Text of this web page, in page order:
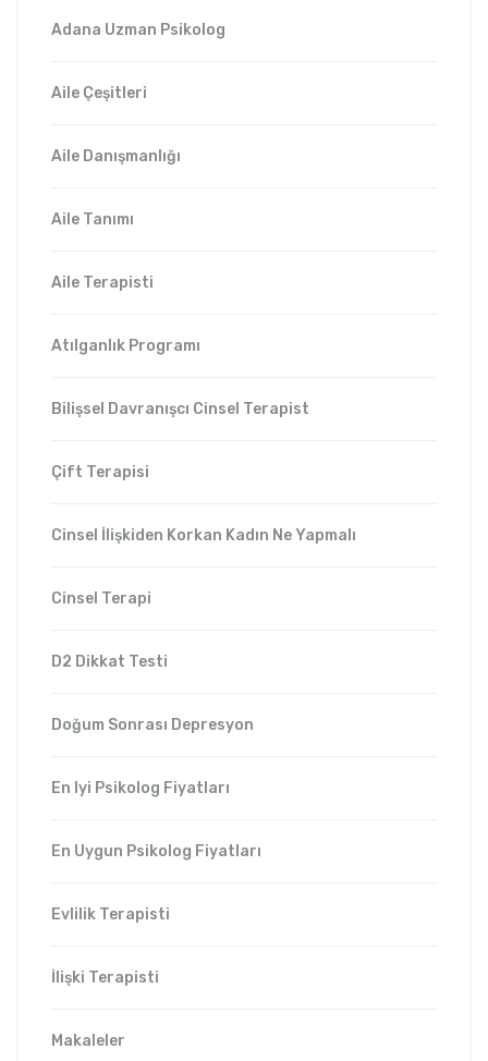
Adana Uzman Psikolog
Aile Çeşitleri
Aile Danışmanlığı
Aile Tanımı
Aile Terapisti
Atılganlık Programı
Bilişsel Davranışcı Cinsel Terapist
Çift Terapisi
Cinsel İlişkiden Korkan Kadın Ne Yapmalı
Cinsel Terapi
D2 Dikkat Testi
Doğum Sonrası Depresyon
En Iyi Psikolog Fiyatları
En Uygun Psikolog Fiyatları
Evlilik Terapisti
İlişki Terapisti
Makaleler